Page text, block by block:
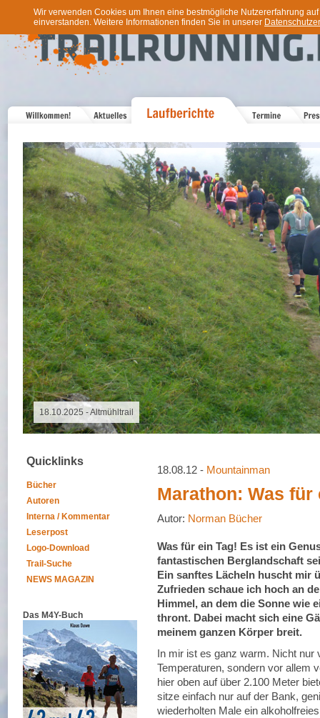
Wir verwenden Cookies um Ihnen eine bestmögliche Nutzererfahrung
einverstanden. Weitere Informationen finden Sie in unserer
08.08.2026 - Special Event
Quicklinks
Bücher
Autoren
Interna / Kommentar
Leserpost
Logo-Download
Trail-Suche
NEWS MAGAZIN
Das M4Y-Buch
18.08.12 - Mountainman
Marathon: Was für
Autor: Norman Bücher
Was für ein Tag! Es ist ein
fantastischen Berglandschaft
Ein sanftes Lächeln huscht mir
Zufrieden schaue ich hoch an
Himmel, an dem die Sonne wie
thront. Dabei macht sich eine
meinem ganzen Körper breit.
In mir ist es ganz warm. Nicht nur
Temperaturen, sondern vor allem
hier oben auf über 2.100 Meter
sitze einfach nur auf der Bank,
wiederholten Male ein